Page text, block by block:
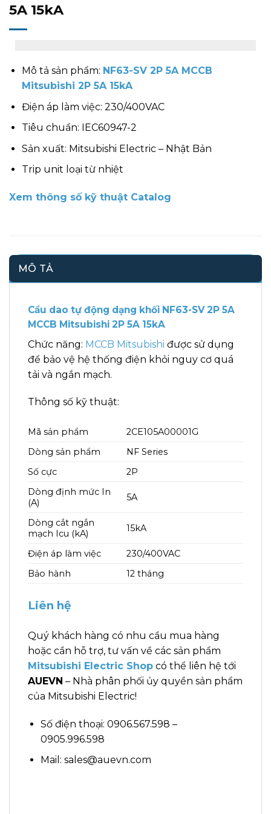
5A 15kA
Mô tả sản phẩm: NF63-SV 2P 5A MCCB
Mitsubishi 2P 5A 15kA
Điện áp làm việc: 230/400VAC
Tiêu chuẩn: IEC60947-2
Sản xuất: Mitsubishi Electric – Nhật Bản
Trip unit loại từ nhiệt
Xem thông số kỹ thuật Catalog
MÔ TẢ
Cầu dao tự động dạng khối NF63-SV 2P 5A
MCCB Mitsubishi 2P 5A 15kA
Chức năng: MCCB Mitsubishi được sử dụng
để bảo vệ hệ thống điện khỏi nguy cơ quá
tải và ngắn mạch.
Thông số kỹ thuật:
Mã sản phẩm
2CE105A00001G
Dòng sản phẩm
NF Series
Số cực
2P
Dòng định mức In
(A)
5A
Dòng cắt ngắn
mạch Icu (kA)
15kA
Điện áp làm việc
230/400VAC
Bảo hành
12 tháng
Liên hệ
Quý khách hàng có nhu cầu mua hàng
hoặc cần hỗ trợ, tư vấn về các sản phẩm
Mitsubishi Electric Shop có thể liên hệ tới
AUEVN – Nhà phân phối ủy quyền sản phẩm
của Mitsubishi Electric!
Số điện thoại: 0906.567.598 –
0905.996.598
Mail: sales@auevn.com